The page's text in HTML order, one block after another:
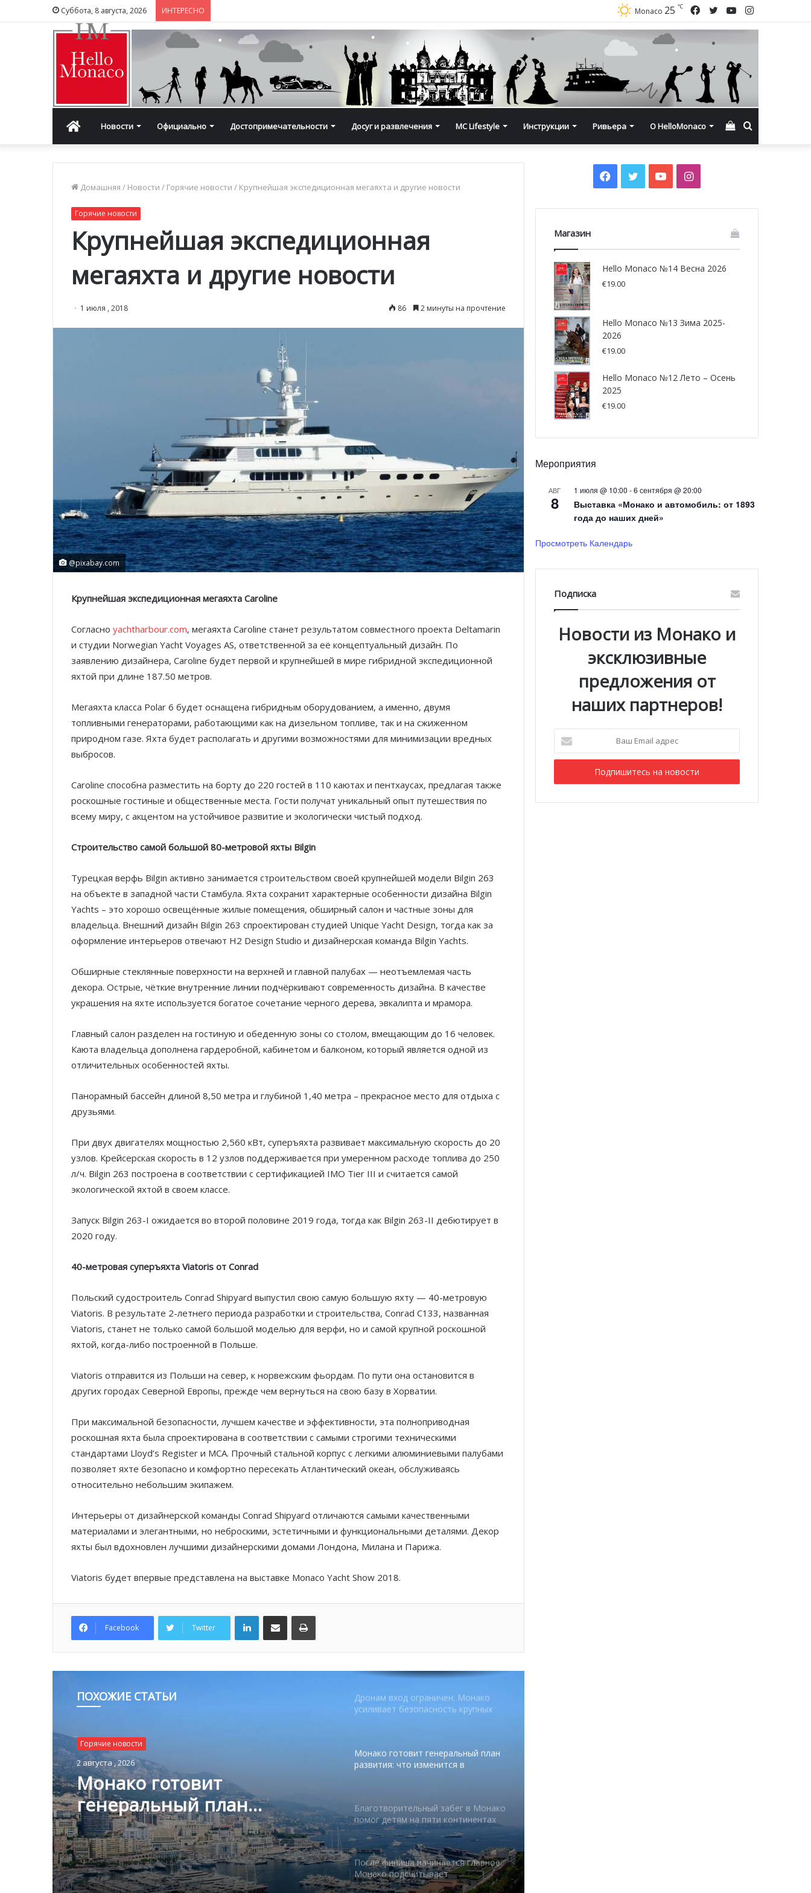
Суббота, 8 августа, 2026 ИНТЕРЕСНО Instagram
YouTube
Twitter
Facebook
Monaco 25 ℃
ГлавнаяНовости Официально Достопримечательности Досуг и развлечения MC Lifestyle Инструкции Ривьера О HelloMonaco Смотреть
Домашняя / Новости / Горячие новости / Крупнейшая экспедиционная мегаяхта и другие новости
Горячие новости
Крупнейшая экспедиционная
мегаяхта и другие новости
1 июля , 2018 86 2 минуты на прочтение
@pixabay.com
Крупнейшая экспедиционная мегаяхта Caroline
Согласно yachtharbour.com, мегаяхта Caroline станет результатом совместного проекта Deltamarin
и студии Norwegian Yacht Voyages AS, ответственной за её концептуальный дизайн. По
заявлению дизайнера, Caroline будет первой и крупнейшей в мире гибридной экспедиционной
яхтой при длине 187.50 метров.
Мегаяхта класса Polar 6 будет оснащена гибридным оборудованием, а именно, двумя
топливными генераторами, работающими как на дизельном топливе, так и на сжиженном
природном газе. Яхта будет располагать и другими возможностями для минимизации вредных
выбросов.
Caroline способна разместить на борту до 220 гостей в 110 каютах и пентхаусах, предлагая также
роскошные гостиные и общественные места. Гости получат уникальный опыт путешествия по
всему миру, с акцентом на устойчивое развитие и экологически чистый подход.
Строительство самой большой 80-метровой яхты Bilgin
Турецкая верфь Bilgin активно занимается строительством своей крупнейшей модели Bilgin 263
на объекте в западной части Стамбула. Яхта сохранит характерные особенности дизайна Bilgin
Yachts – это хорошо освещённые жилые помещения, обширный салон и частные зоны для
владельца. Внешний дизайн Bilgin 263 спроектирован студией Unique Yacht Design, тогда как за
оформление интерьеров отвечают H2 Design Studio и дизайнерская команда Bilgin Yachts.
Обширные стеклянные поверхности на верхней и главной палубах — неотъемлемая часть
декора. Острые, чёткие внутренние линии подчёркивают современность дизайна. В качестве
украшения на яхте используется богатое сочетание черного дерева, эвкалипта и мрамора.
Главный салон разделен на гостиную и обеденную зоны со столом, вмещающим до 16 человек.
Каюта владельца дополнена гардеробной, кабинетом и балконом, который является одной из
отличительных особенностей яхты.
Панорамный бассейн длиной 8,50 метра и глубиной 1,40 метра – прекрасное место для отдыха с
друзьями.
При двух двигателях мощностью 2,560 кВт, суперъяхта развивает максимальную скорость до 20
узлов. Крейсерская скорость в 12 узлов поддерживается при умеренном расходе топлива до 250
л/ч. Bilgin 263 построена в соответствии с сертификацией IMO Tier III и считается самой
экологической яхтой в своем классе.
Запуск Bilgin 263-I ожидается во второй половине 2019 года, тогда как Bilgin 263-II дебютирует в
2020 году.
40-метровая суперъяхта Viatoris от Conrad
Польский судостроитель Conrad Shipyard выпустил свою самую большую яхту — 40-метровую
Viatoris. В результате 2-летнего периода разработки и строительства, Conrad C133, названная
Viatoris, станет не только самой большой моделью для верфи, но и самой крупной роскошной
яхтой, когда-либо построенной в Польше.
Viatoris отправится из Польши на север, к норвежским фьордам. По пути она остановится в
других городах Северной Европы, прежде чем вернуться на свою базу в Хорватии.
При максимальной безопасности, лучшем качестве и эффективности, эта полноприводная
роскошная яхта была спроектирована в соответствии с самыми строгими техническими
стандартами Lloyd’s Register и MCA. Прочный стальной корпус с легкими алюминиевыми палубами
позволяет яхте безопасно и комфортно пересекать Атлантический океан, обслуживаясь
относительно небольшим экипажем.
Интерьеры от дизайнерской команды Conrad Shipyard отличаются самыми качественными
материалами и элегантными, но неброскими, эстетичными и функциональными деталями. Декор
яхты был вдохновлен лучшими дизайнерскими домами Лондона, Милана и Парижа.
Viatoris будет впервые представлена на выставке Monaco Yacht Show 2018.
Facebook Twitter
LinkedInПоделиться по электронной почте Распечатать
ПОХОЖИЕ СТАТЬИ
Горячие новости
2 августа , 2026
Монако готовит
генеральный план
развития: что изменится в
Горячие новости
1 августа , 2026
Благотворительный забег в
Монако помог детям на
пяти континентах
Шарлен посетили 77-й Бал
Красного Креста Монако
Шарль Леклер вновь в борьбе:
Ferrari набирает скорость перед
паузой
SBM и Be Safe Monaco продлили
В Монако раскрыли мошенничество
с драгоценностями на сумму свыше
усиливает безопасность крупных
Монако готовит генеральный план
развития: что изменится в
Благотворительный забег в Монако
помог детям на пяти континентах
После финиша начинается главное:
Монако подсчитывает
экономическую ценность Гран-при
Формулы-1
Отели Монако стали главным
драйвером роста индустрии
гостеприимства
Facebook
TwitterYouTubeInstagram
Магазин
Hello Monaco №14 Весна 2026
€19.00
Hello Monaco №13 Зима 2025-
2026
€19.00
Hello Monaco №12 Лето – Осень
2025
€19.00
Мероприятия
АВГ
8
1 июля @ 10:00 -6 сентября @ 20:00
Выставка «Монако и автомобиль: от 1893
года до наших дней»
Просмотреть Календарь
Подписка
Новости из Монако и
эксклюзивные
предложения от
наших партнеров!
Email
адрес